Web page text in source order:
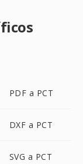
PDF a PCT
DXF a PCT
SVG a PCT